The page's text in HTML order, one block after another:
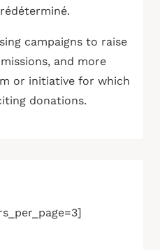
campaigns to raise
and more
or initiative for which
donations.